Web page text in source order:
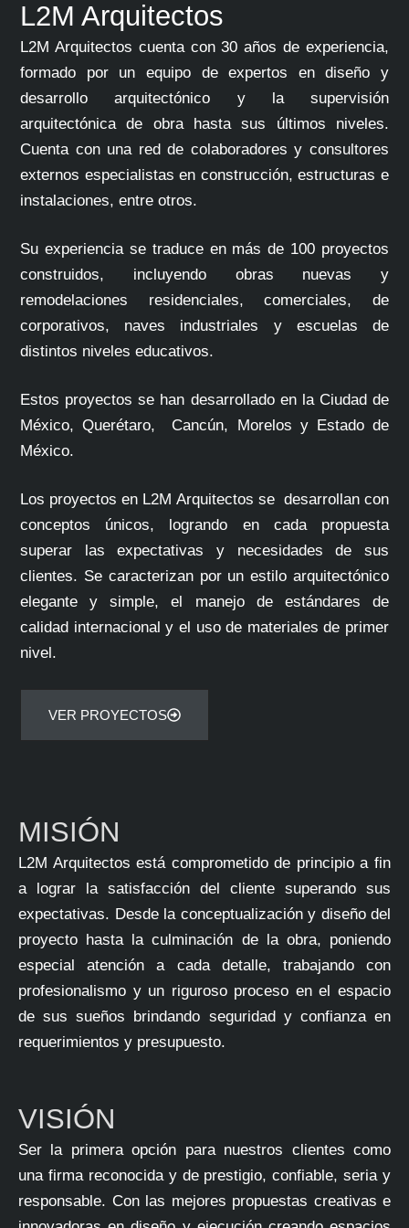
L2M Arquitectos
L2M Arquitectos cuenta con 30 años de experiencia,
formado por un equipo de expertos en diseño y
desarrollo arquitectónico y la supervisión
arquitectónica de obra hasta sus últimos niveles.
Cuenta con una red de colaboradores y consultores
externos especialistas en construcción, estructuras e
instalaciones, entre otros.
Su experiencia se traduce en más de 100 proyectos
construidos, incluyendo obras nuevas y
remodelaciones residenciales, comerciales, de
corporativos, naves industriales y escuelas de
distintos niveles educativos.
Estos proyectos se han desarrollado en la Ciudad de
México, Querétaro,
Cancún, Morelos y Estado de
México.
Los proyectos en L2M Arquitectos se desarrollan con
conceptos únicos, logrando en cada propuesta
superar las expectativas y necesidades de sus
clientes. Se caracterizan por un estilo arquitectónico
elegante y simple, el manejo de estándares de
calidad internacional y el uso de materiales de primer
nivel.
VER PROYECTOS
MISIÓN
L2M Arquitectosestá comprometido de principio a fin
a lograr la satisfacción del cliente superando sus
expectativas. Desde la conceptualización y diseño del
proyecto hasta la culminación de la obra, poniendo
especial atención a cada detalle, trabajando con
profesionalismo y un riguroso proceso en el espacio
de sus sueños brindando seguridad y confianza en
requerimientos y presupuesto.
VISIÓN
Ser la primera opción para nuestros clientes como
una firma reconocida y de prestigio, confiable, seria y
responsable. Con las mejores propuestas creativas e